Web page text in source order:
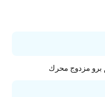
برو مزدوج محرك